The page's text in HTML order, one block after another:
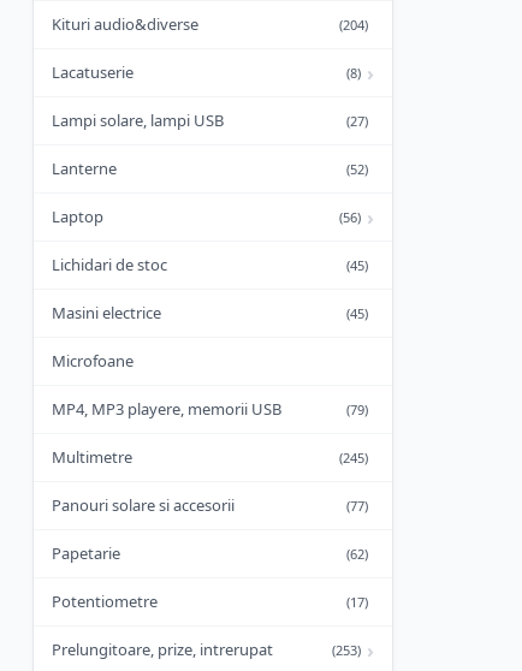
Kituri audio&diverse (204)
Lacatuserie (8) ›
Lampi solare, lampi USB (27)
Lanterne (52)
Laptop (56) ›
Lichidari de stoc (45)
Masini electrice (45)
Microfoane
MP4, MP3 playere, memorii USB (79)
Multimetre (245)
Panouri solare si accesorii (77)
Papetarie (62)
Potentiometre (17)
Prelungitoare, prize, intrerupat (253) ›